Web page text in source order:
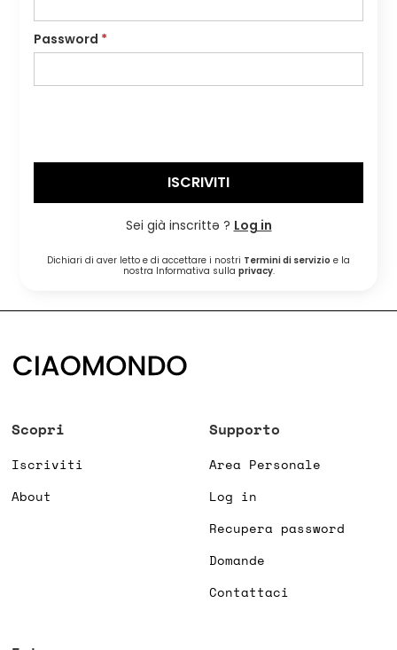
Password *
Sei già inscrittə ? Log in
Dichiari di aver letto e di accettare i nostri Termini di servizio e la
nostra Informativa sulla privacy.
Scopri
Iscriviti
About
Supporto
Area Personale
Log in
Recupera password
Domande
Contattaci